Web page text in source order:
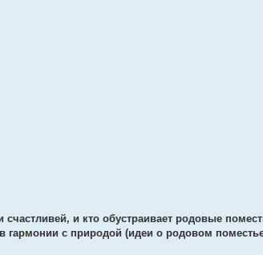
и кто обустраивает родовые
гармонии с природой (идеи о родовом